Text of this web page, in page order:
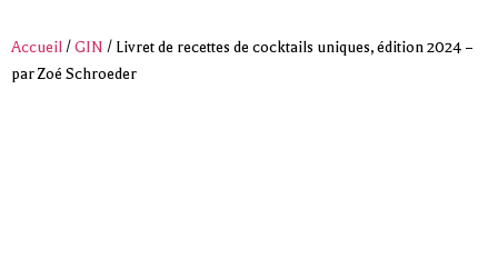
Accueil/GIN / Livret de recettes de cocktails uniques, édition 2024 –
par Zoé Schroeder